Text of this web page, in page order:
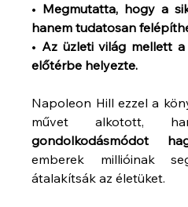
• Megmutatta, hogy a
hanem tudatosan
• Az üzleti világ mellett
előtérbe helyezte.
Napoleon Hill ezzel a
művet alkotott,
gondolkodásmódot
emberek millióinak
átalakítsák az életüket.